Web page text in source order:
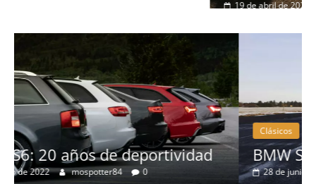
Clásicos
BMW Serie 7: lujo desde 1977